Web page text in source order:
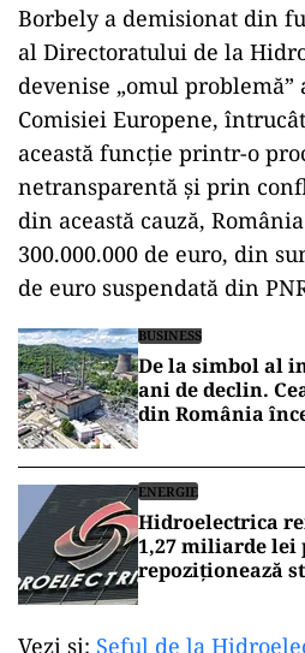
Borbely a demisionat din
al Directoratului de la
devenise „omul
Comisiei Europene,
această funcție printr-o
netransparentă și prin
din această cauză,
300.000.000 de euro, din
de euro suspendată din
BUSINESS
De la simbol al
ani de declin.
din România
ENERGIE
Hidroelectrica
1,27 miliarde lei
repoziționează
Vezi și: Șeful de la